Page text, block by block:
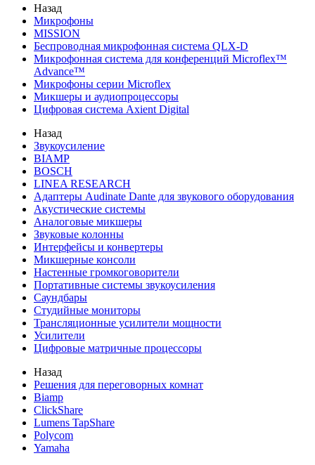
Назад
Микрофоны
MISSION
Беспроводная микрофонная система QLX-D
Микрофонная система для конференций Microflex™
Advance™
Микрофоны серии Microflex
Микшеры и аудиопроцессоры
Цифровая система Axient Digital
Назад
Звукоусиление
BIAMP
BOSCH
LINEA RESEARCH
Адаптеры Audinate Dante для звукового оборудования
Акустические системы
Аналоговые микшеры
Звуковые колонны
Интерфейсы и конвертеры
Микшерные консоли
Настенные громкоговорители
Портативные системы звукоусиления
Саундбары
Студийные мониторы
Трансляционные усилители мощности
Усилители
Цифровые матричные процессоры
Назад
Решения для переговорных комнат
Biamp
ClickShare
Lumens TapShare
Polycom
Yamaha